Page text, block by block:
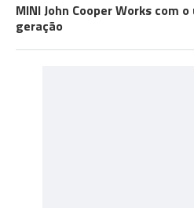
MINI John Cooper Works com
geração